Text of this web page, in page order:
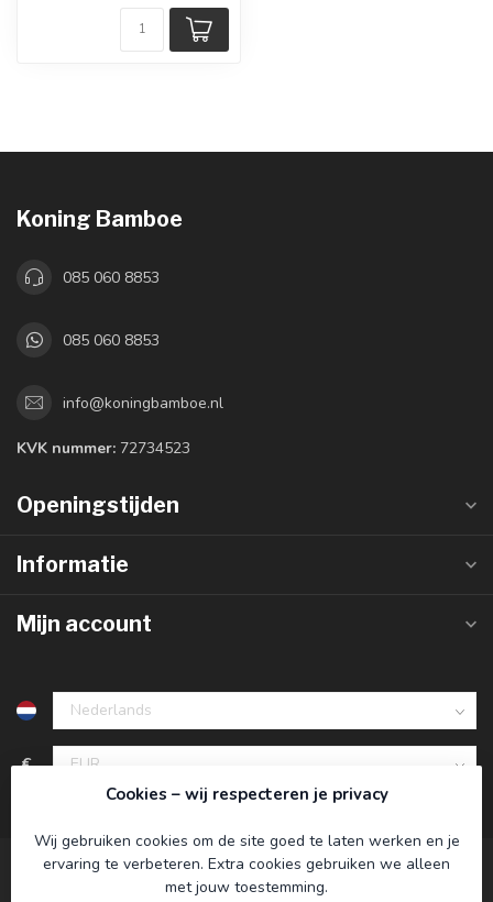
Koning Bamboe
085 060 8853
085 060 8853
info@koningbamboe.nl
KVK nummer: 72734523
Openingstijden
Informatie
Mijn account
€
Cookies – wij respecteren je privacy
Wij gebruiken cookies om de site goed te laten werken en je
ervaring te verbeteren. Extra cookies gebruiken we alleen
met jouw toestemming.